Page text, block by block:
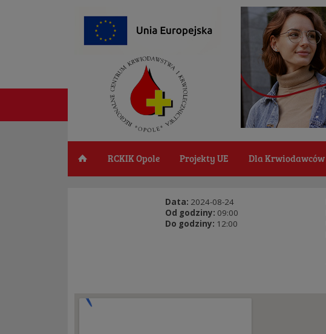
RCKIK Opole Projekty UE Dla Krwiodawców
Data: 2024-08-24
Od godziny: 09:00
Do godziny: 12:00